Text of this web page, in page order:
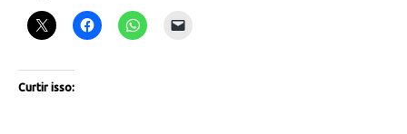
Curtir isso: